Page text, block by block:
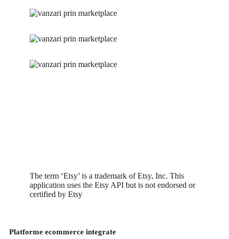
The term ‘Etsy’ is a trademark of Etsy, Inc. This
application uses the Etsy API but is not endorsed or
certified by Etsy
Platforme ecommerce integrate